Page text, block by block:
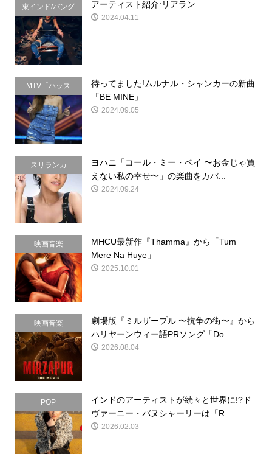
東インド/バング
ラデシュ
アーティスト紹介:リアラン
2024.04.11
MTV「ハッス
ル」
待ってました!ムルナル・シャンカーの新曲
「BE MINE」
2024.09.05
スリランカ
ヨハニ「コール・ミー・ベイ 〜お金じゃ買
えない私の幸せ〜」の楽曲をカバ...
2024.09.24
映画音楽
MHCU最新作『Thamma』から「Tum
Mere Na Huye」
2025.10.01
映画音楽
劇場版『ミルザープル 〜抗争の街〜』から
ハリヤーンウィー語PRソング「Do...
2026.08.04
POP
インドのアーティストが続々と世界に!?ド
ヴァーニー・バヌシャーリーは「R...
2026.02.03